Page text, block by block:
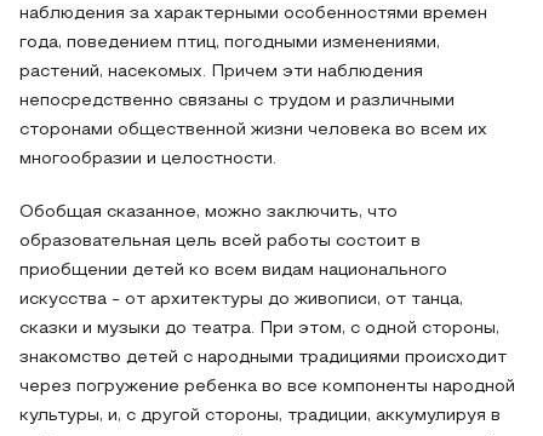
наблюдения за характерными особенностями времен
года, поведением птиц, погодными изменениями,
растений, насекомых. Причем эти наблюдения
непосредственно связаны с трудом и различными
сторонами общественной жизни человека во всем их
многообразии и целостности.
Обобщая сказанное, можно заключить, что
образовательная цель всей работы состоит в
приобщении детей ко всем видам национального
искусства - от архитектуры до живописи, от танца,
сказки и музыки до театра. При этом, с одной стороны,
знакомство детей с народными традициями происходит
через погружение ребенка во все компоненты народной
культуры, и, с другой стороны, традиции, аккумулируя в